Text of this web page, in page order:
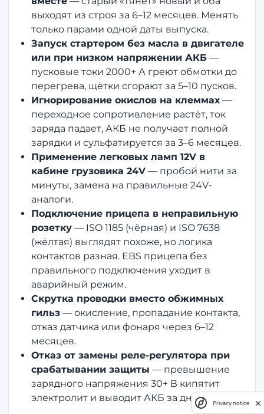
выходят из строя за 6–12 месяцев. Менять
только парами одной даты выпуска.
Запуск стартером без масла в двигателе
или при низком напряжении АКБ—
пусковые токи 2000+ А греют обмотки до
перегрева, щётки сгорают за 5–10 пусков.
Игнорирование окислов на клеммах—
переходное сопротивление растёт, ток
заряда падает, АКБ не получает полной
зарядки и сульфатируется за 3–6 месяцев.
Применение легковых ламп 12V в
кабине грузовика 24V— пробой нити за
минуты, замена на правильные 24V-
аналоги.
Подключение прицепа в неправильную
розетку— ISO 1185 (чёрная) и ISO 7638
(жёлтая) выглядят похоже, но логика
контактов разная. EBS прицепа без
правильного подключения уходит в
аварийный режим.
Скрутка проводки вместо обжимных
гильз— окисление, пропадание контакта,
отказ датчика или фонаря через 6–12
месяцев.
Отказ от замены реле-регулятора при
срабатывании защиты — превышение
зарядного напряжения 30+ В кипятит
электролит и выводит АКБ за дни.
Privacy notice